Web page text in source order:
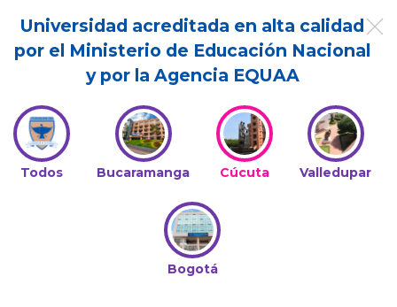
Universidad acreditada en alta calidad
por el Ministerio de Educación Nacional
y por la Agencia EQUAA
Todos Bucaramanga Cúcuta Valledupar
Bogotá